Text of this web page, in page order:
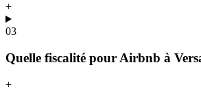
+
03
Quelle fiscalité pour Airbnb à
+